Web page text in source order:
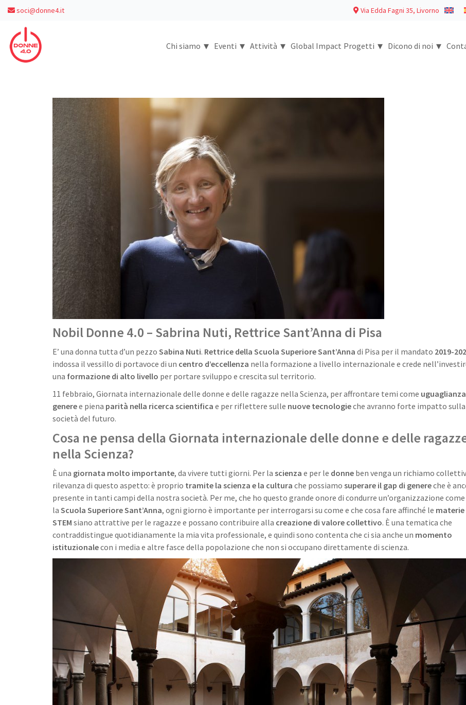
soci@donne4.it Via Edda Fagni 35, Livorno
Chi siamo ▾ Eventi ▾ Attività ▾ Global Impact Progetti ▾ Dicono di noi ▾
Nobil Donne 4.0 – Sabrina Nuti, Rettrice Sant’Anna di Pisa
E’ una donna tutta d’un pezzo Sabina Nuti. Rettrice della Scuola Superiore Sant’Anna di Pisa per il mandato 2019-
indossa il vessillo di portavoce di un centro d’eccellenza nella formazione a livello internazionale e crede
una formazione di alto livello per portare sviluppo e crescita sul territorio.
11 febbraio, Giornata internazionale delle donne e delle ragazze nella Scienza, per affrontare temi come
generee piena parità nella ricerca scientifica e per riflettere sulle nuove tecnologieche avranno forte impatto sulla
società del futuro.
Cosa ne pensa della Giornata internazionale delle donne e delle
nella Scienza?
È una giornata molto importante, da vivere tutti giorni. Per la scienza e per le donne ben venga un richiamo
rilevanza di questo aspetto: è proprio tramite la scienza e la cultura che possiamo superare il gap di genereche è
presente in tanti campi della nostra società. Per me, che ho questo grande onore di condurre un’organizzazione come
la Scuola Superiore Sant’Anna, ogni giorno è importante per interrogarsi su come e che cosa fare affinché le materie
STEM siano attrattive per le ragazze e possano contribuire alla creazione di valore collettivo. È una tematica che
contraddistingue quotidianamente la mia vita professionale, e quindi sono contenta che ci sia anche un momento
istituzionalecon i media e altre fasce della popolazione che non si occupano direttamente di scienza.